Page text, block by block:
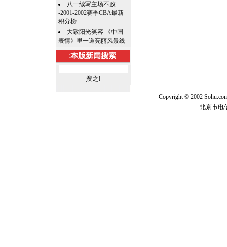
八一续写主场不败-
-2001-2002赛季CBA最新
积分榜
大致阳光笑容 《中国
表情》里一道亮丽风景线
本版新闻搜索
Copyright © 2002
北京市电